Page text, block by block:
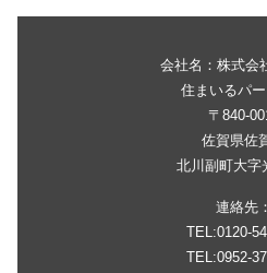
会社名：株式会
住まいるパ
〒840-
佐賀県佐
北川副町大字
連絡先：
TEL:0120-
TEL:0952-